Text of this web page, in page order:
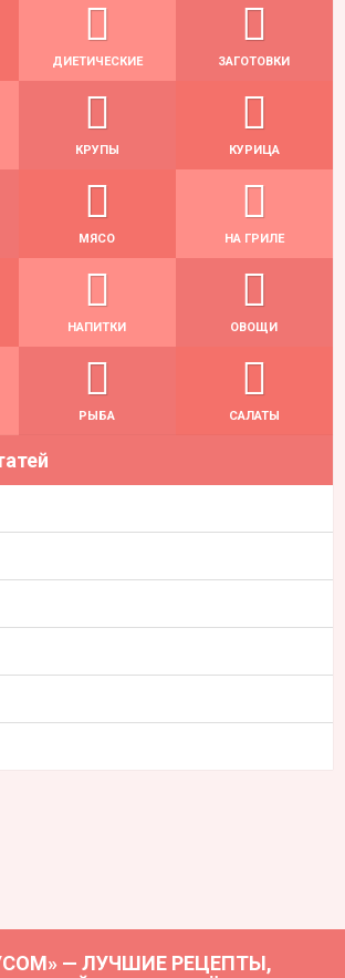
ДИЕТИЧЕСКИЕ ЗАГОТОВКИ
КРУПЫ КУРИЦА
МЯСО НА ГРИЛЕ
НАПИТКИ ОВОЩИ
РЫБА САЛАТЫ
— ЛУЧШИЕ РЕЦЕПТЫ,